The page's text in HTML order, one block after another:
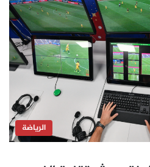
الرياضة